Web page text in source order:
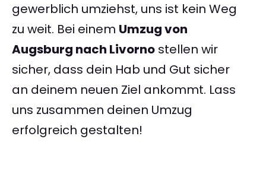
gewerblich umziehst, uns ist kein Weg
zu weit. Bei einem Umzug von
Augsburg nach Livorno stellen wir
sicher, dass dein Hab und Gut sicher
an deinem neuen Ziel ankommt. Lass
uns zusammen deinen Umzug
erfolgreich gestalten!